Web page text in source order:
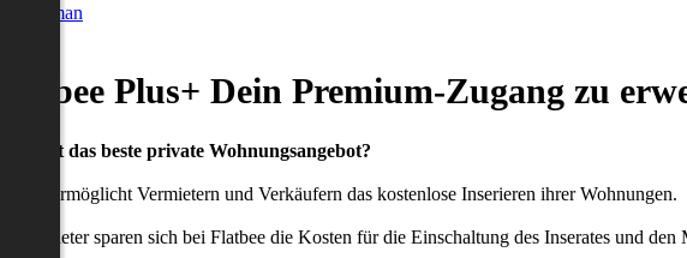
German
Plus+ Dein Premium-Zugang zu
willst das beste private Wohnungsangebot?
ermöglicht Vermietern und Verkäufern das kostenlose Inserieren ihrer Wohnungen.
Anbieter sparen sich bei Flatbee die Kosten für die Einschaltung des Inserates und den